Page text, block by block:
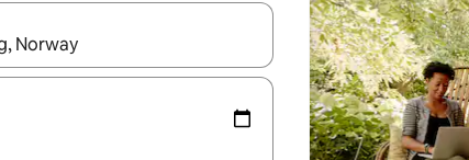
ხელმისაწვდომი გახდება, ნავიგაციისთვის გამოიყენეთ